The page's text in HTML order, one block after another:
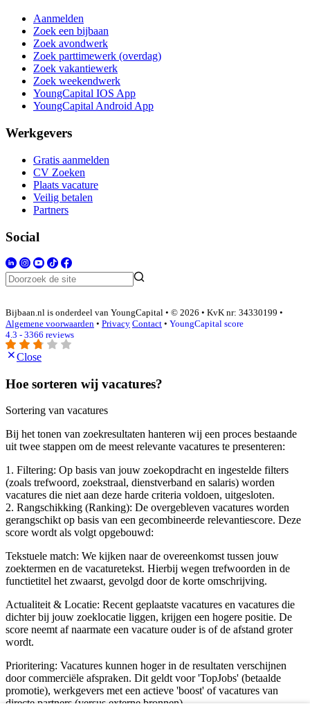
Aanmelden
Zoek een bijbaan
Zoek avondwerk
Zoek parttimewerk (overdag)
Zoek vakantiewerk
Zoek weekendwerk
YoungCapital IOS App
YoungCapital Android App
Werkgevers
Gratis aanmelden
CV Zoeken
Plaats vacature
Veilig betalen
Partners
Social
Bijbaan.nl is onderdeel van YoungCapital • © 2026 • KvK nr: 34330199 •
Algemene voorwaarden • Privacy Contact • YoungCapital score
4.3 - 3366 reviews
Close
Hoe sorteren wij vacatures?
Sortering van vacatures
Bij het tonen van zoekresultaten hanteren wij een proces bestaande
uit twee stappen om de meest relevante vacatures te presenteren:
1. Filtering: Op basis van jouw zoekopdracht en ingestelde filters
(zoals trefwoord, zoekstraal, dienstverband en salaris) worden
vacatures die niet aan deze harde criteria voldoen, uitgesloten.
2. Rangschikking (Ranking): De overgebleven vacatures worden
gerangschikt op basis van een gecombineerde relevantiescore. Deze
score wordt als volgt opgebouwd:
Tekstuele match: We kijken naar de overeenkomst tussen jouw
zoektermen en de vacaturetekst. Hierbij wegen trefwoorden in de
functietitel het zwaarst, gevolgd door de korte omschrijving.
Actualiteit & Locatie: Recent geplaatste vacatures en vacatures die
dichter bij jouw zoeklocatie liggen, krijgen een hogere positie. De
score neemt af naarmate een vacature ouder is of de afstand groter
wordt.
Prioritering: Vacatures kunnen hoger in de resultaten verschijnen
door commerciële afspraken. Dit geldt voor 'TopJobs' (betaalde
promotie), werkgevers met een actieve 'boost' of vacatures van